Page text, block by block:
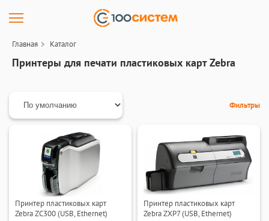
Главная Каталог
Принтеры для печати пластиковых карт Zebra
Фильтры
Принтер пластиковых карт
Zebra ZC300 (USB, Ethernet)
Принтер пластиковых карт
Zebra ZXP7 (USB, Ethernet)